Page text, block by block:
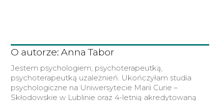
O autorze: Anna Tabor
Jestem psychologiem, psychoterapeutką,
psychoterapeutką uzależnień. Ukończyłam studia
psychologiczne na Uniwersytecie Marii Curie –
Skłodowskie w Lublinie oraz 4-letnią akredytowaną